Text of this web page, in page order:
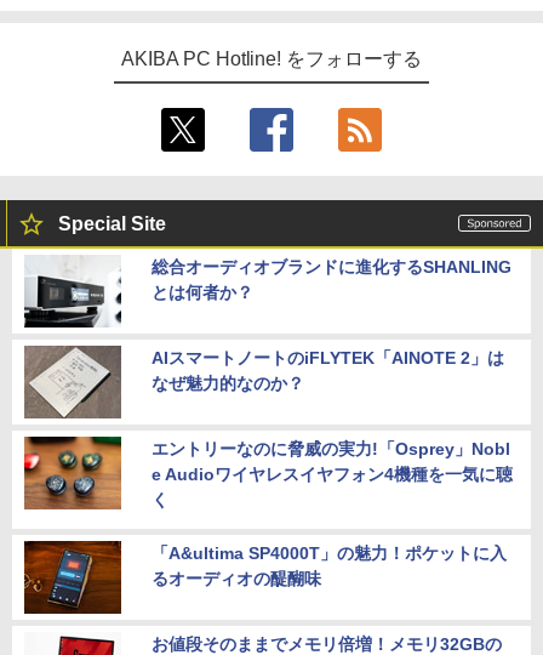
AKIBA PC Hotline! をフォローする
Special Site
総合オーディオブランドに進化するSHANLING
とは何者か？
AIスマートノートのiFLYTEK「AINOTE 2」は
なぜ魅力的なのか？
エントリーなのに脅威の実力!「Osprey」Nobl
e Audioワイヤレスイヤフォン4機種を一気に聴
く
「A&ultima SP4000T」の魅力！ポケットに入
るオーディオの醍醐味
お値段そのままでメモリ倍増！メモリ32GBの